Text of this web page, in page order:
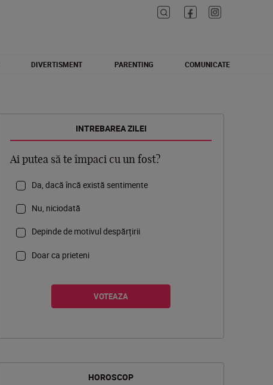
DIVERTISMENT PARENTING
COMUNICATE
INTREBAREA ZILEI
Ai putea să te împaci cu un fost?
Da, dacă încă există sentimente
Nu, niciodată
Depinde de motivul despărțirii
Doar ca prieteni
HOROSCOP